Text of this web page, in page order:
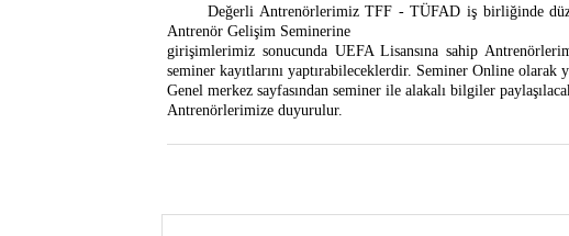
Değerli Antrenörlerimiz TFF - TÜFAD iş birliğinde
Antrenör Gelişim Seminerine
girişimlerimiz sonucunda UEFA Lisansına sahip
seminer kayıtlarını yaptırabileceklerdir. Seminer Online olarak
Genel merkez sayfasından seminer ile alakalı bilgiler
Antrenörlerimize duyurulur.